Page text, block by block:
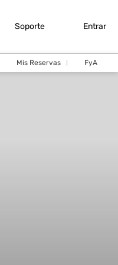
Soporte Entrar
Mis Reservas FyA